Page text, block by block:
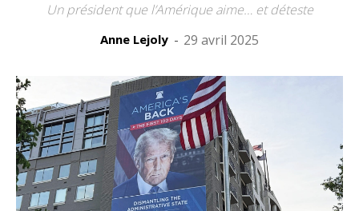
Un président que l’Amérique aime… et déteste
Anne Lejoly - 29 avril 2025